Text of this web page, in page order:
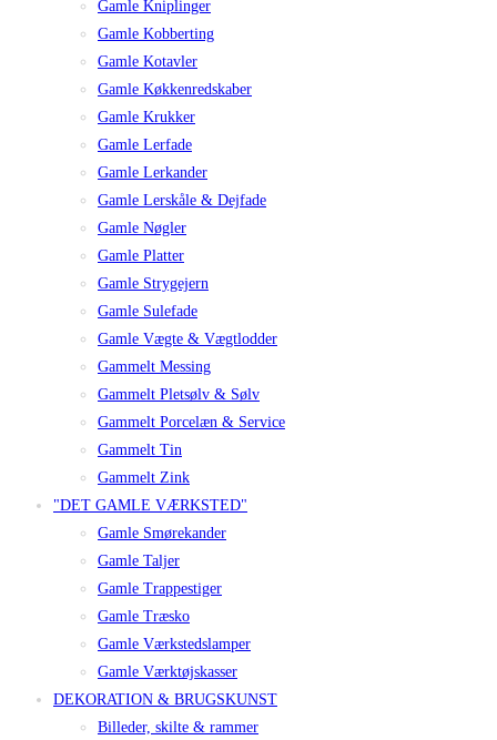
Gamle Kniplinger
Gamle Kobberting
Gamle Kotavler
Gamle Køkkenredskaber
Gamle Krukker
Gamle Lerfade
Gamle Lerkander
Gamle Lerskåle & Dejfade
Gamle Nøgler
Gamle Platter
Gamle Strygejern
Gamle Sulefade
Gamle Vægte & Vægtlodder
Gammelt Messing
Gammelt Pletsølv & Sølv
Gammelt Porcelæn & Service
Gammelt Tin
Gammelt Zink
"DET GAMLE VÆRKSTED"
Gamle Smørekander
Gamle Taljer
Gamle Trappestiger
Gamle Træsko
Gamle Værkstedslamper
Gamle Værktøjskasser
DEKORATION & BRUGSKUNST
Billeder, skilte & rammer